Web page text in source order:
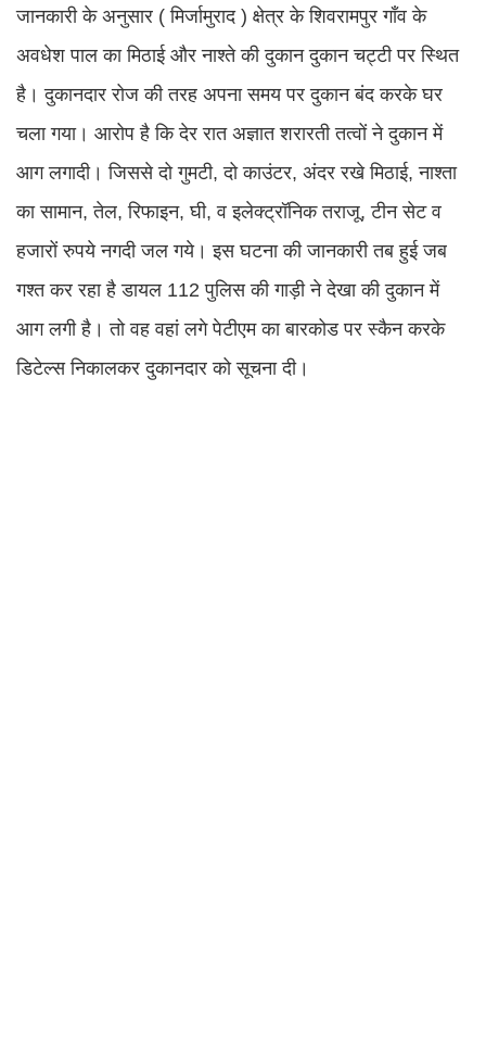
जानकारी के अनुसार ( मिर्जामुराद ) क्षेत्र के शिवरामपुर गाँव के
अवधेश पाल का मिठाई और नाश्ते की दुकान दुकान चट्टी पर स्थित
है। दुकानदार रोज की तरह अपना समय पर दुकान बंद करके घर
चला गया। आरोप है कि देर रात अज्ञात शरारती तत्वों ने दुकान में
आग लगादी। जिससे दो गुमटी, दो काउंटर, अंदर रखे मिठाई, नाश्ता
का सामान, तेल, रिफाइन, घी, व इलेक्ट्रॉनिक तराजू, टीन सेट व
हजारों रुपये नगदी जल गये। इस घटना की जानकारी तब हुई जब
गश्त कर रहा है डायल 112 पुलिस की गाड़ी ने देखा की दुकान में
आग लगी है। तो वह वहां लगे पेटीएम का बारकोड पर स्कैन करके
डिटेल्स निकालकर दुकानदार को सूचना दी।